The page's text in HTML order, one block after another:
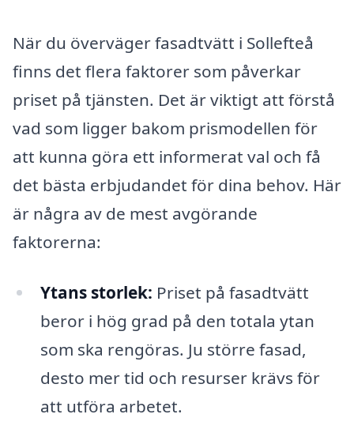
När du överväger fasadtvätt i Sollefteå
finns det flera faktorer som påverkar
priset på tjänsten. Det är viktigt att förstå
vad som ligger bakom prismodellen för
att kunna göra ett informerat val och få
det bästa erbjudandet för dina behov. Här
är några av de mest avgörande
faktorerna:
Ytans storlek: Priset på fasadtvätt
beror i hög grad på den totala ytan
som ska rengöras. Ju större fasad,
desto mer tid och resurser krävs för
att utföra arbetet.